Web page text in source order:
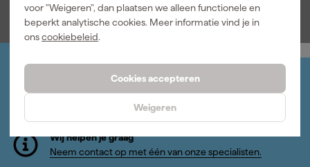
voor "Weigeren", dan plaatsen we alleen functionele en
beperkt analytische cookies. Meer informatie vind je in
onscookiebeleid.
Cookies accepteren
Weigeren
incl. BTW
Log-in en beheer je bestellingen en gegevens
Inschrijven wekelijkse nieuwsbrief
Wij helpen je graag
Neem contact op met één van onze specialisten.